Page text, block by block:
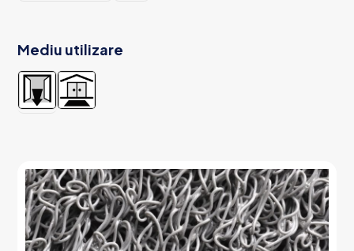
Mediu utilizare